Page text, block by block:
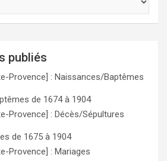
publiés
Provence] : Naissances/Baptêmes
de 1674 à 1904
Provence] : Décès/Sépultures
de 1675 à 1904
Provence] : Mariages